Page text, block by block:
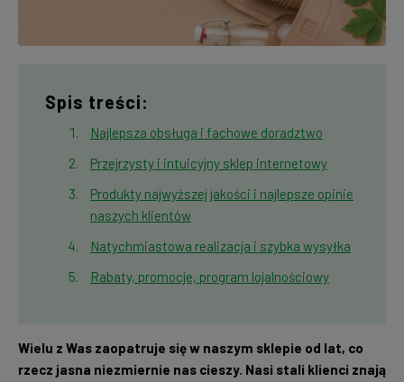
Spis treści:
Najlepsza obsługa i fachowe doradztwo
Przejrzysty i intuicyjny sklep internetowy
Produkty najwyższej jakości i najlepsze opinie
naszych klientów
Natychmiastowa realizacja i szybka wysyłka
Rabaty, promocje, program lojalnościowy
Wielu z Was zaopatruje się w naszym sklepie od lat, co
rzecz jasna niezmiernie nas cieszy. Nasi stali klienci znają